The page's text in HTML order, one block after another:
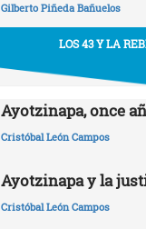
Gilberto Piñeda Bañuelos
LOS 43 Y LA
Ayotzinapa, once
Cristóbal León Campos
Ayotzinapa y la
Cristóbal León Campos